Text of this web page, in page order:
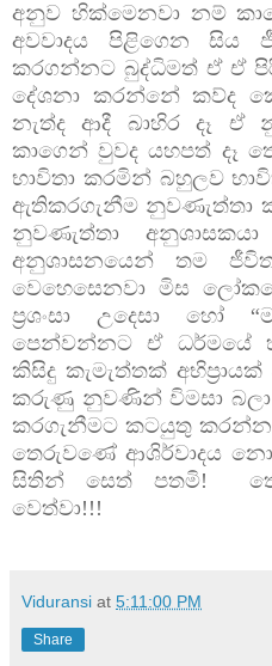
අනුව හික්මෙනවා නම්
අවවාදය පිළිගෙන සිය
කරගන්නට බුද්ධිමත් ඒ ඒ
දේශනා කරන්නේ කව්ද
නැත්ද ආදී බාහිර දෑ ඒ
කාගෙන් වුවද යහපත් දෑ
භාවිතා කරමින් බහුලව
ඇතිකරගැනීම නුවණැත්තා
නුවණැත්තා
අනුශාසනයෙන් තම
වෙහෙසෙනවා මිස
ප්‍රශංසා උදෙසා හෝ
පෙන්වන්නට ඒ ධර්මයේ
කිසිදු කැමැත්තක්
කරුණු නුවණින් විමසා
කරගැනීමට කටයුතු
තෙරුවණේ ආශිර්වාදය
සිතින් සෙත් පතමි!
වෙත්වා!!!
Viduransi at 5:11:00 PM
Share